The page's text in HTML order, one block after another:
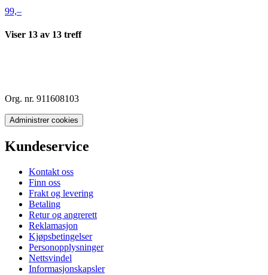
99,–
Viser 13 av 13 treff
Org. nr. 911608103
Administrer cookies
Kundeservice
Kontakt oss
Finn oss
Frakt og levering
Betaling
Retur og angrerett
Reklamasjon
Kjøpsbetingelser
Personopplysninger
Nettsvindel
Informasjonskapsler